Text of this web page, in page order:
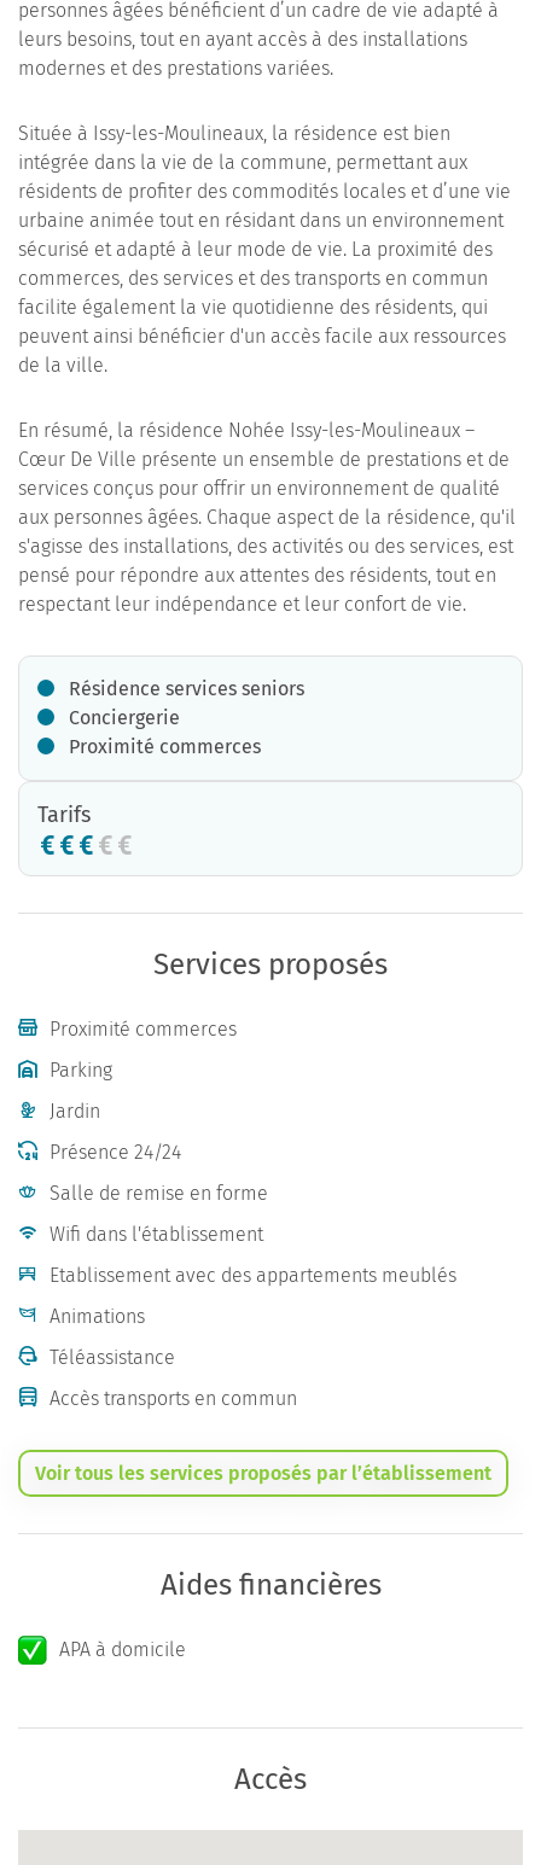
personnes âgées bénéficient d’un cadre de vie adapté à
leurs besoins, tout en ayant accès à des installations
modernes et des prestations variées.
Située à Issy-les-Moulineaux, la résidence est bien
intégrée dans la vie de la commune, permettant aux
résidents de profiter des commodités locales et d’une vie
urbaine animée tout en résidant dans un environnement
sécurisé et adapté à leur mode de vie. La proximité des
commerces, des services et des transports en commun
facilite également la vie quotidienne des résidents, qui
peuvent ainsi bénéficier d'un accès facile aux ressources
de la ville.
En résumé, la résidence Nohée Issy-les-Moulineaux –
Cœur De Ville présente un ensemble de prestations et de
services conçus pour offrir un environnement de qualité
aux personnes âgées. Chaque aspect de la résidence, qu'il
s'agisse des installations, des activités ou des services, est
pensé pour répondre aux attentes des résidents, tout en
respectant leur indépendance et leur confort de vie.
Résidence services seniors
Conciergerie
Proximité commerces
Tarifs
Services proposés
Proximité commerces
Parking
Jardin
Présence 24/24
Salle de remise en forme
Wifi dans l'établissement
Etablissement avec des appartements meublés
Animations
Téléassistance
Accès transports en commun
Voir tous les services proposés par l’établissement
Aides financières
APA à domicile
Accès